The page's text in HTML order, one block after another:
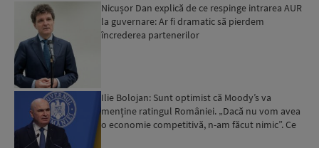
Nicușor Dan explică de ce respinge intrarea AUR
la guvernare: Ar fi dramatic să pierdem
încrederea partenerilor
Ilie Bolojan: Sunt optimist că Moody’s va
menține ratingul României. „Dacă nu vom avea
o economie competitivă, n-am făcut nimic”. Ce